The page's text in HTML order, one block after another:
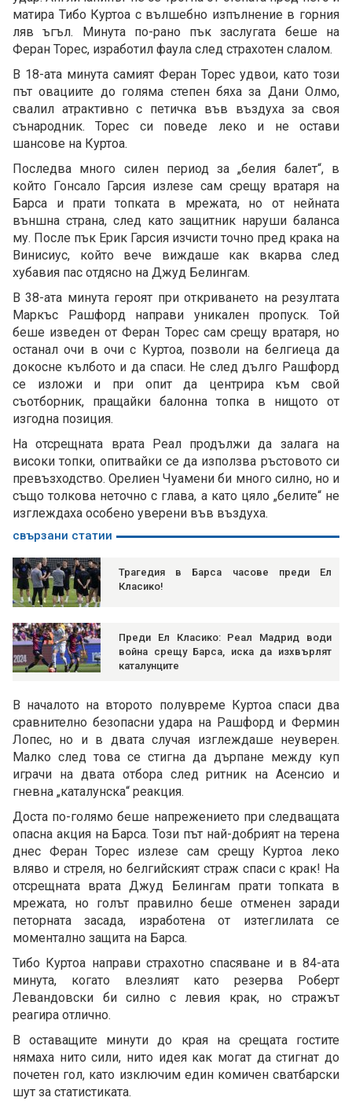
матира Тибо Куртоа с вълшебно изпълнение в горния
ляв ъгъл. Минута по-рано пък заслугата беше на
Феран Торес, изработил фаула след страхотен слалом.
В 18-ата минута самият Феран Торес удвои, като този
път овациите до голяма степен бяха за Дани Олмо,
свалил атрактивно с петичка във въздуха за своя
сънародник. Торес си поведе леко и не остави
шансове на Куртоа.
Последва много силен период за „белия балет“, в
който Гонсало Гарсия излезе сам срещу вратаря на
Барса и прати топката в мрежата, но от нейната
външна страна, след като защитник наруши баланса
му. После пък Ерик Гарсия изчисти точно пред крака на
Винисиус, който вече виждаше как вкарва след
хубавия пас отдясно на Джуд Белингам.
В 38-ата минута героят при откриването на резултата
Маркъс Рашфорд направи уникален пропуск. Той
беше изведен от Феран Торес сам срещу вратаря, но
останал очи в очи с Куртоа, позволи на белгиеца да
докосне кълбото и да спаси. Не след дълго Рашфорд
се изложи и при опит да центрира към свой
съотборник, пращайки балонна топка в нищото от
изгодна позиция.
На отсрещната врата Реал продължи да залага на
високи топки, опитвайки се да използва ръстовото си
превъзходство. Орелиен Чуамени би много силно, но и
също толкова неточно с глава, а като цяло „белите“ не
изглеждаха особено уверени във въздуха.
свързани статии
Трагедия в Барса часове преди Ел
Класико!
Преди Ел Класико: Реал Мадрид води
война срещу Барса, иска да изхвърлят
каталунците
В началото на второто полувреме Куртоа спаси два
сравнително безопасни удара на Рашфорд и Фермин
Лопес, но и в двата случая изглеждаше неуверен.
Малко след това се стигна да дърпане между куп
играчи на двата отбора след ритник на Асенсио и
гневна „каталунска“ реакция.
Доста по-голямо беше напрежението при следващата
опасна акция на Барса. Този път най-добрият на терена
днес Феран Торес излезе сам срещу Куртоа леко
вляво и стреля, но белгийският страж спаси с крак! На
отсрещната врата Джуд Белингам прати топката в
мрежата, но голът правилно беше отменен заради
петорната засада, изработена от изтеглилата се
моментално защита на Барса.
Тибо Куртоа направи страхотно спасяване и в 84-ата
минута, когато влезлият като резерва Роберт
Левандовски би силно с левия крак, но стражът
реагира отлично.
В оставащите минути до края на срещата гостите
нямаха нито сили, нито идея как могат да стигнат до
почетен гол, като изключим един комичен сватбарски
шут за статистиката.